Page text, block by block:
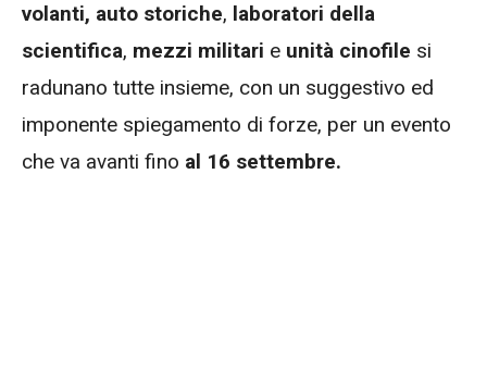
volanti, auto storiche, laboratori della
scientifica, mezzi militari e unità cinofile si
radunano tutte insieme, con un suggestivo ed
imponente spiegamento di forze, per un evento
che va avanti fino al 16 settembre.